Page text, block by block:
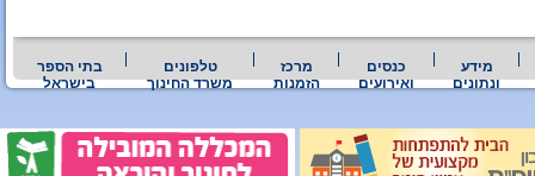
מידע
ונתונים
כנסים
ואירועים
מרכז
הזמנות
טלפונים
משרד החינוך
בתי הספר
בישראל